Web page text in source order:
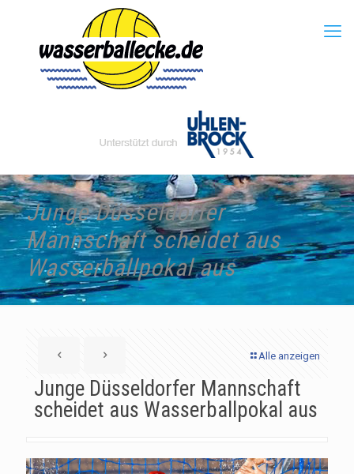
Junge Düsseldorfer
Mannschaft scheidet aus
Wasserballpokal aus
Alle anzeigen
Junge Düsseldorfer Mannschaft
scheidet aus Wasserballpokal aus